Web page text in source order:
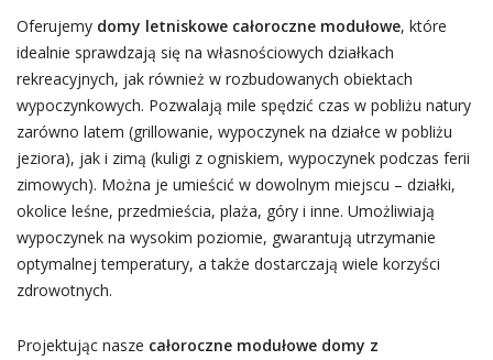
Oferujemy domy letniskowe całoroczne modułowe, które
idealnie sprawdzają się na własnościowych działkach
rekreacyjnych, jak również w rozbudowanych obiektach
wypoczynkowych. Pozwalają mile spędzić czas w pobliżu natury
zarówno latem (grillowanie, wypoczynek na działce w pobliżu
jeziora), jak i zimą (kuligi z ogniskiem, wypoczynek podczas ferii
zimowych). Można je umieścić w dowolnym miejscu – działki,
okolice leśne, przedmieścia, plaża, góry i inne. Umożliwiają
wypoczynek na wysokim poziomie, gwarantują utrzymanie
optymalnej temperatury, a także dostarczają wiele korzyści
zdrowotnych.
Projektując nasze całoroczne modułowe domy z